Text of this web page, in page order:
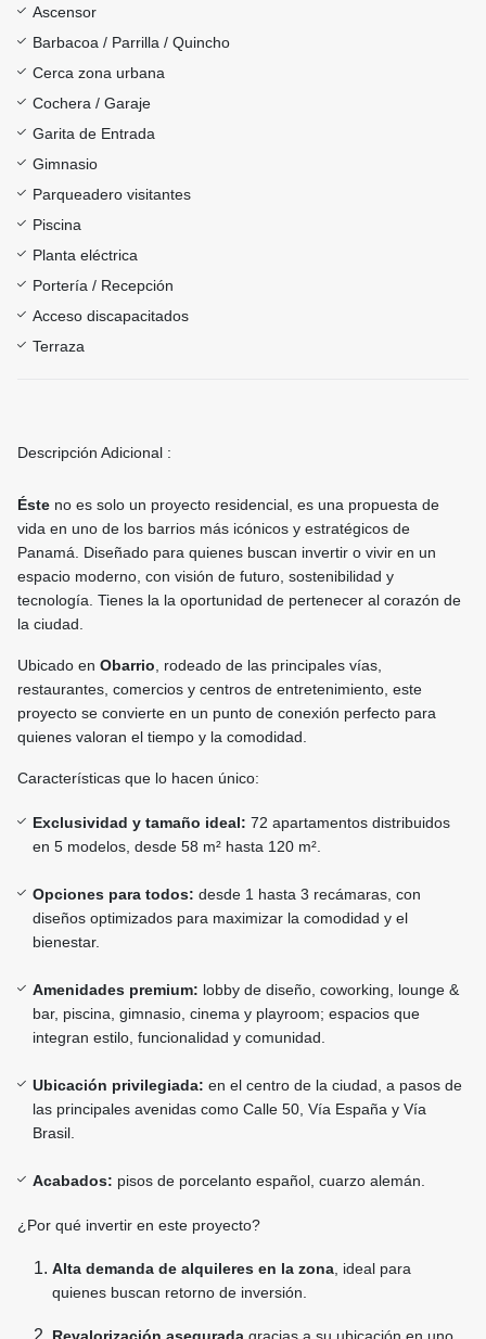
Ascensor
Barbacoa / Parrilla / Quincho
Cerca zona urbana
Cochera / Garaje
Garita de Entrada
Gimnasio
Parqueadero visitantes
Piscina
Planta eléctrica
Portería / Recepción
Acceso discapacitados
Terraza
Descripción Adicional :
Éste no es solo un proyecto residencial, es una propuesta de
vida en uno de los barrios más icónicos y estratégicos de
Panamá. Diseñado para quienes buscan invertir o vivir en un
espacio moderno, con visión de futuro, sostenibilidad y
tecnología. Tienes la la oportunidad de pertenecer al corazón de
la ciudad.
Ubicado en Obarrio, rodeado de las principales vías,
restaurantes, comercios y centros de entretenimiento, este
proyecto se convierte en un punto de conexión perfecto para
quienes valoran el tiempo y la comodidad.
Características que lo hacen único:
Exclusividad y tamaño ideal: 72 apartamentos distribuidos
en 5 modelos, desde 58 m² hasta 120 m².
Opciones para todos: desde 1 hasta 3 recámaras, con
diseños optimizados para maximizar la comodidad y el
bienestar.
Amenidades premium: lobby de diseño, coworking, lounge &
bar, piscina, gimnasio, cinema y playroom; espacios que
integran estilo, funcionalidad y comunidad.
Ubicación privilegiada: en el centro de la ciudad, a pasos de
las principales avenidas como Calle 50, Vía España y Vía
Brasil.
Acabados: pisos de porcelanto español, cuarzo alemán.
¿Por qué invertir en este proyecto?
Alta demanda de alquileres en la zona, ideal para
quienes buscan retorno de inversión.